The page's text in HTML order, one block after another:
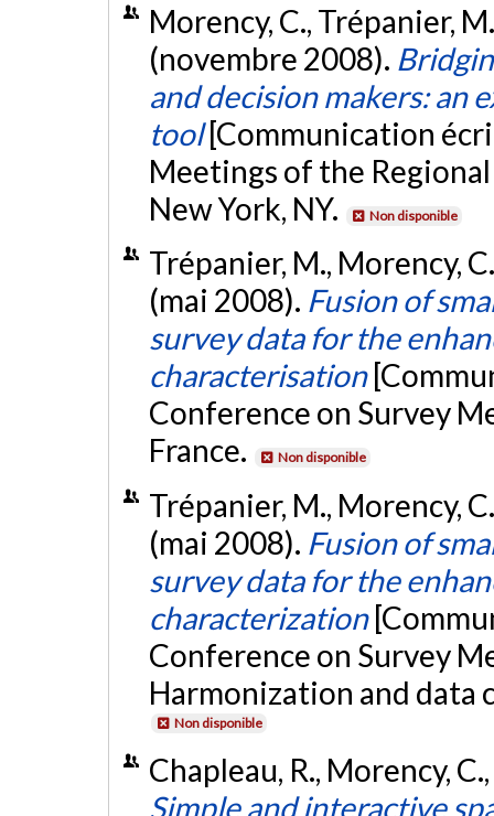
Morency, C., Trépanier,
(novembre 2008).
and decision makers: an
tool [Communication
Meetings of the
New York, NY.
Non disponible
Trépanier, M., Morency,
(mai 2008). Fusion of
survey data for the
characterisation
Conference on Survey
France.
Non disponible
Trépanier, M., Morency,
(mai 2008). Fusion of
survey data for the
characterization
Conference on Survey
Harmonization and data
Non disponible
Chapleau, R., Morency,
Simple and interactive